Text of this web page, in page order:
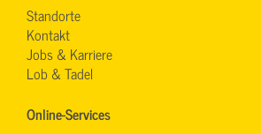
Standorte
Kontakt
Jobs & Karriere
Lob & Tadel
Online-Services